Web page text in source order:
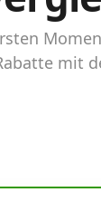
mit